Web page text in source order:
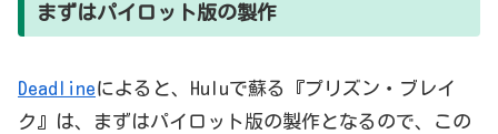
まずはパイロット版の製作
Deadlineによると、Huluで蘇る『プリズン・ブレイ
ク』は、まずはパイロット版の製作となるので、この